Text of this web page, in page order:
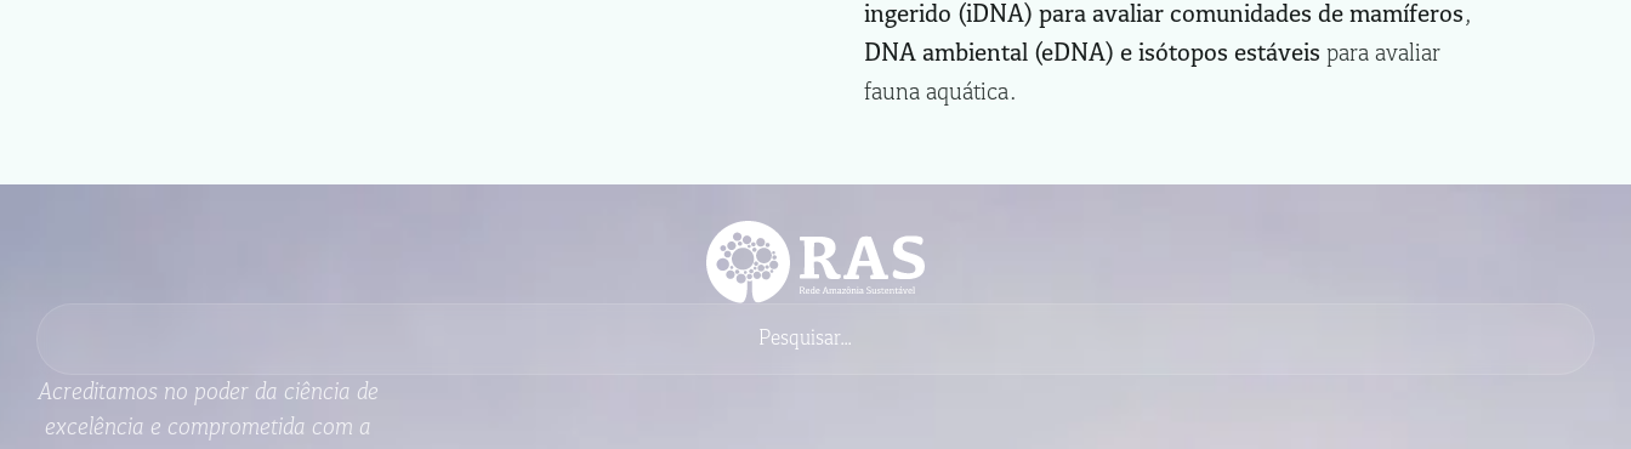
ingerido (iDNA) para avaliar comunidades de mamíferos,
DNA ambiental (eDNA) e isótopos estáveis para avaliar
fauna aquática.
Acreditamos no poder da ciência de
excelência e comprometida com a